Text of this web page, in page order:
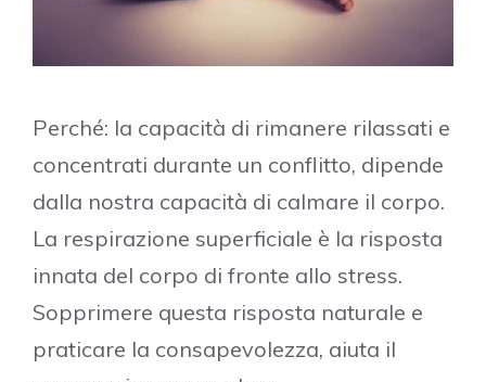
Perché: la capacità di rimanere rilassati e
concentrati durante un conflitto, dipende
dalla nostra capacità di calmare il corpo.
La respirazione superficiale è la risposta
innata del corpo di fronte allo stress.
Sopprimere questa risposta naturale e
praticare la consapevolezza, aiuta il